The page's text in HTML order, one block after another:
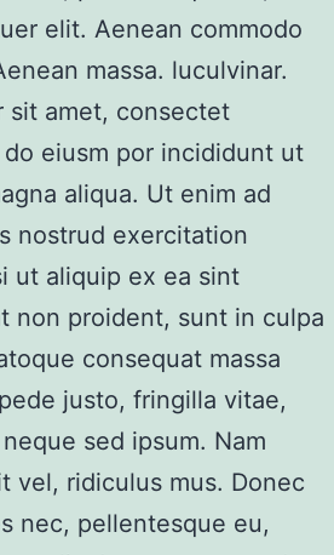
elit. Aenean commodo
massa. luculvinar.
sit amet, consectet
eiusm por incididunt ut
aliqua. Ut enim ad
nostrud exercitation
ut aliquip ex ea sint
non proident, sunt in culpa
consequat massa
justo, fringilla vitae,
sed ipsum. Nam
vel, ridiculus mus. Donec
nec, pellentesque eu,